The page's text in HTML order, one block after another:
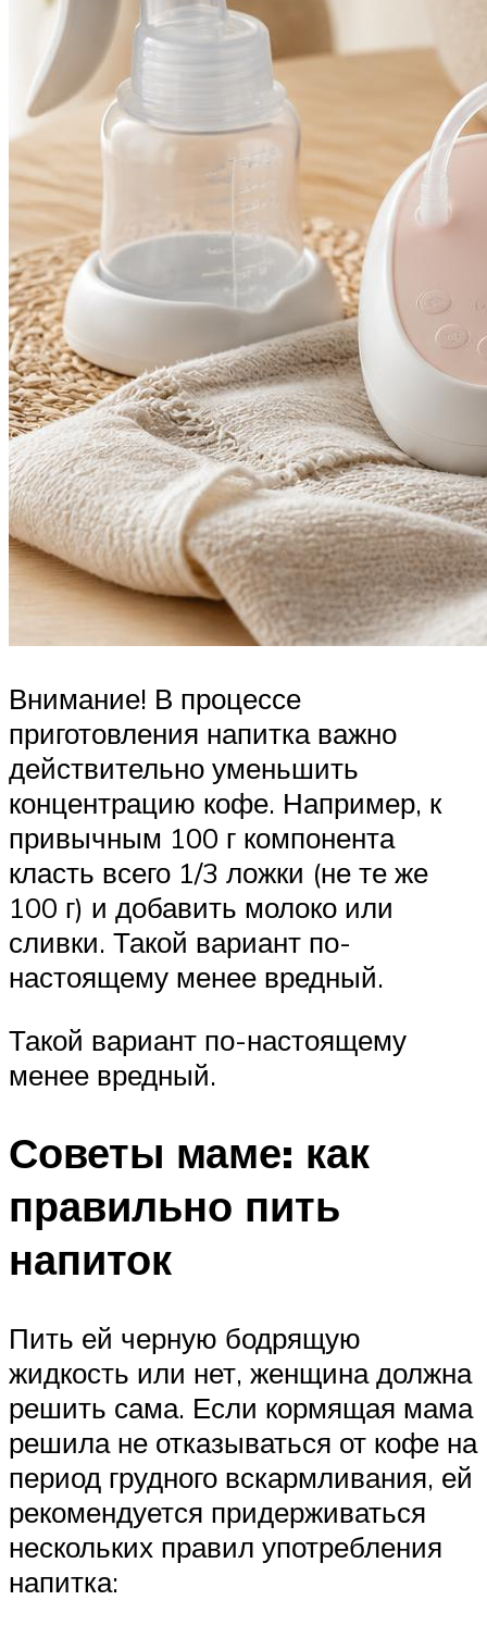
Внимание! В процессе
приготовления напитка важно
действительно уменьшить
концентрацию кофе. Например, к
привычным 100 г компонента
класть всего 1/3 ложки (не те же
100 г) и добавить молоко или
сливки. Такой вариант по-
настоящему менее вредный.
Такой вариант по-настоящему
менее вредный.
Советы маме: как
правильно пить
напиток
Пить ей черную бодрящую
жидкость или нет, женщина должна
решить сама. Если кормящая мама
решила не отказываться от кофе на
период грудного вскармливания, ей
рекомендуется придерживаться
нескольких правил употребления
напитка: